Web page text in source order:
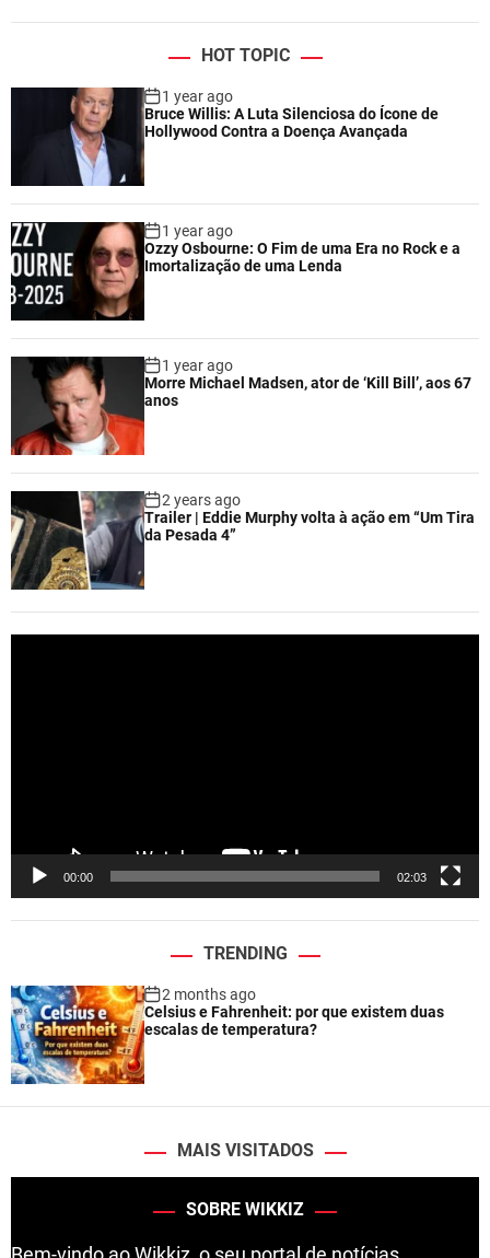
HOT TOPIC
1 year ago
Bruce Willis: A Luta Silenciosa do Ícone de
Hollywood Contra a Doença Avançada
1 year ago
Ozzy Osbourne: O Fim de uma Era no Rock e a
Imortalização de uma Lenda
1 year ago
Morre Michael Madsen, ator de ‘Kill Bill’, aos 67
anos
2 years ago
Trailer | Eddie Murphy volta à ação em “Um Tira
da Pesada 4”
00:00 02:03
TRENDING
2 months ago
Celsius e Fahrenheit: por que existem duas
escalas de temperatura?
MAIS VISITADOS
SOBRE WIKKIZ